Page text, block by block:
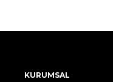
KURUMSAL